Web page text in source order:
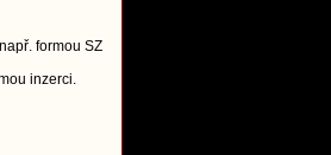
formou SZ
inzerci.